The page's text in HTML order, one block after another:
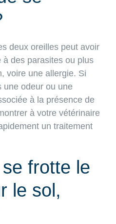
deux oreilles peut avoir
des parasites ou plus
voire une allergie. Si
une odeur ou une
à la présence de
à votre vétérinaire
un traitement
frotte le
le sol,